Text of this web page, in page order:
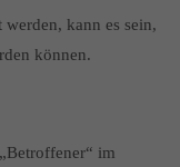
kann es sein,
können.
im